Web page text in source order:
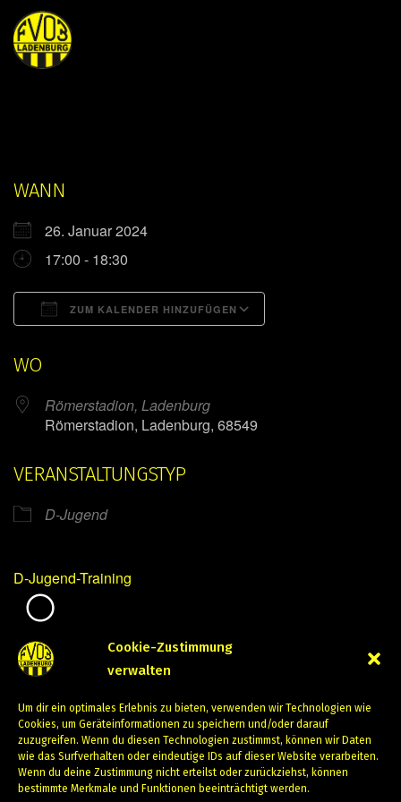
Cookie-Zustimmung
verwalten
Um dir ein optimales Erlebnis zu bieten, verwenden wir Technologien wie
Cookies, um Geräteinformationen zu speichern und/oder darauf
zuzugreifen. Wenn du diesen Technologien zustimmst, können wir Daten
wie das Surfverhalten oder eindeutige IDs auf dieser Website verarbeiten.
Wenn du deine Zustimmung nicht erteilst oder zurückziehst, können
bestimmte Merkmale und Funktionen beeinträchtigt werden.
WANN
26. Januar 2024
17:00 - 18:30
ZUM KALENDER HINZUFÜGEN
WO
Römerstadion, Ladenburg
Römerstadion, Ladenburg, 68549
VERANSTALTUNGSTYP
D-Jugend
D-Jugend-Training
Januar 26, 2024
PREVIOUS